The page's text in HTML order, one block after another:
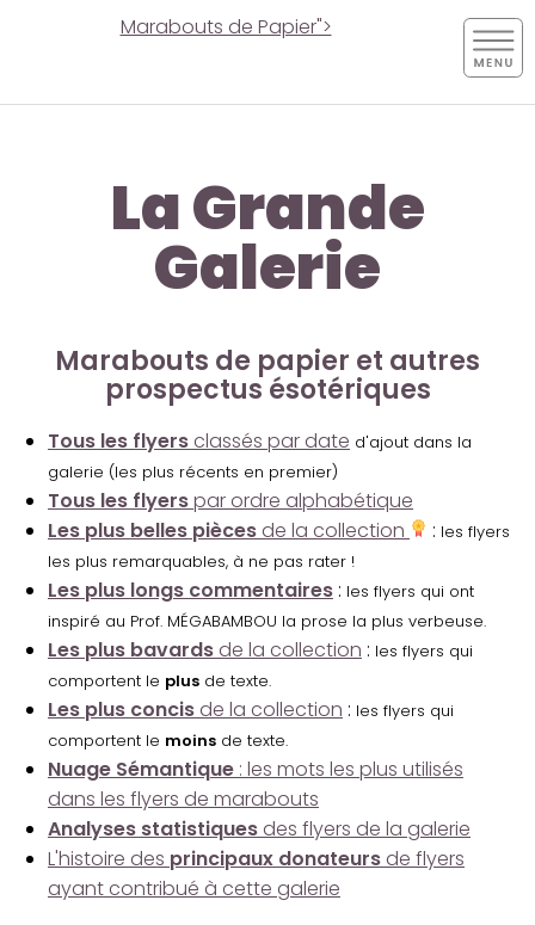
Marabouts de Papier">
La Grande
Galerie
Marabouts de papier et autres
prospectus ésotériques
Tous les flyers classés par date d'ajout dans la
galerie (les plus récents en premier)
Tous les flyerspar ordre alphabétique
Les plus belles pièces de la collection : les flyers
les plus remarquables, à ne pas rater !
Les plus longs commentaires : les flyers qui ont
inspiré au Prof. MÉGABAMBOU la prose la plus verbeuse.
Les plus bavards de la collection : les flyers qui
comportent le plus de texte.
Les plus concis de la collection : les flyers qui
comportent le moins de texte.
Nuage Sémantique : les mots les plus utilisés
dans les flyers de marabouts
Analyses statistiques des flyers de la galerie
L'histoire des principaux donateurs de flyers
ayant contribué à cette galerie